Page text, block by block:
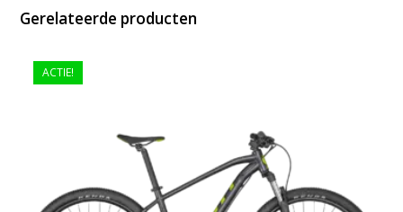
Gerelateerde producten
ACTIE!